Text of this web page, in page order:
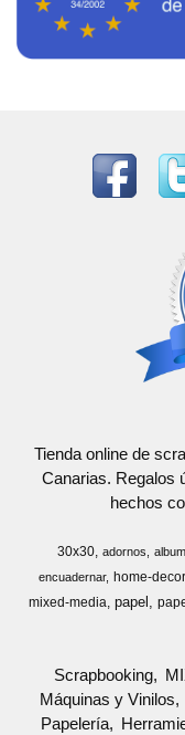
Tienda online de
Canarias. Regalos
hechos
30x30 adornos album
encuadernar
home-decor
mixed-media papel
Scrapbooking
Máquinas y Vinilos
Papelería